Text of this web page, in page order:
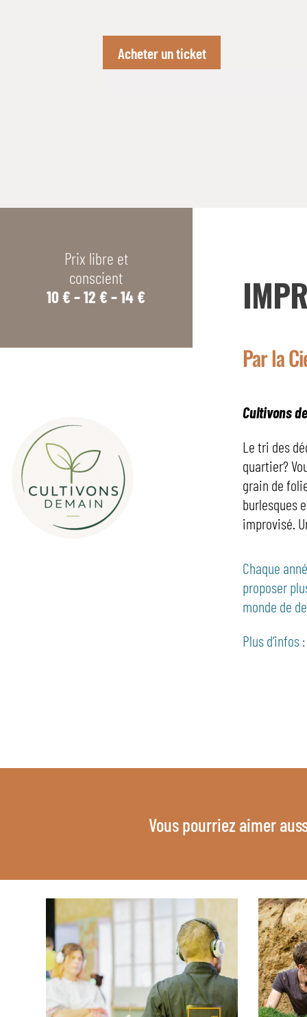
Acheter un ticket
Prix libre et
conscient
10 € – 12 € – 14 €
Par la
Cultivons
Le tri des
quartier?
grain de
burlesques
improvisé.
Chaque
proposer
monde de
Plus d’infos
Vous pourriez aimer